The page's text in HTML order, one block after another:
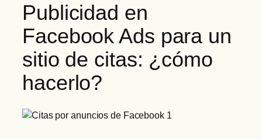
Publicidad en
Facebook Ads para un
sitio de citas: ¿cómo
hacerlo?